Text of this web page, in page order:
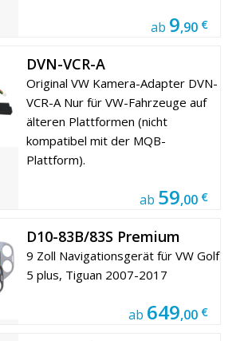
ab 9,90 €
DVN-VCR-A
Original VW Kamera-Adapter DVN-
VCR-A Nur für VW-Fahrzeuge auf
älteren Plattformen (nicht
kompatibel mit der MQB-
Plattform).
ab 59,00 €
D10-83B/83S Premium
9 Zoll Navigationsgerät für VW Golf
5 plus, Tiguan 2007-2017
ab 649,00 €